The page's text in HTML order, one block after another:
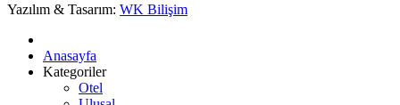
Yazılım & Tasarım: WK Bilişim
Anasayfa
Kategoriler
Otel